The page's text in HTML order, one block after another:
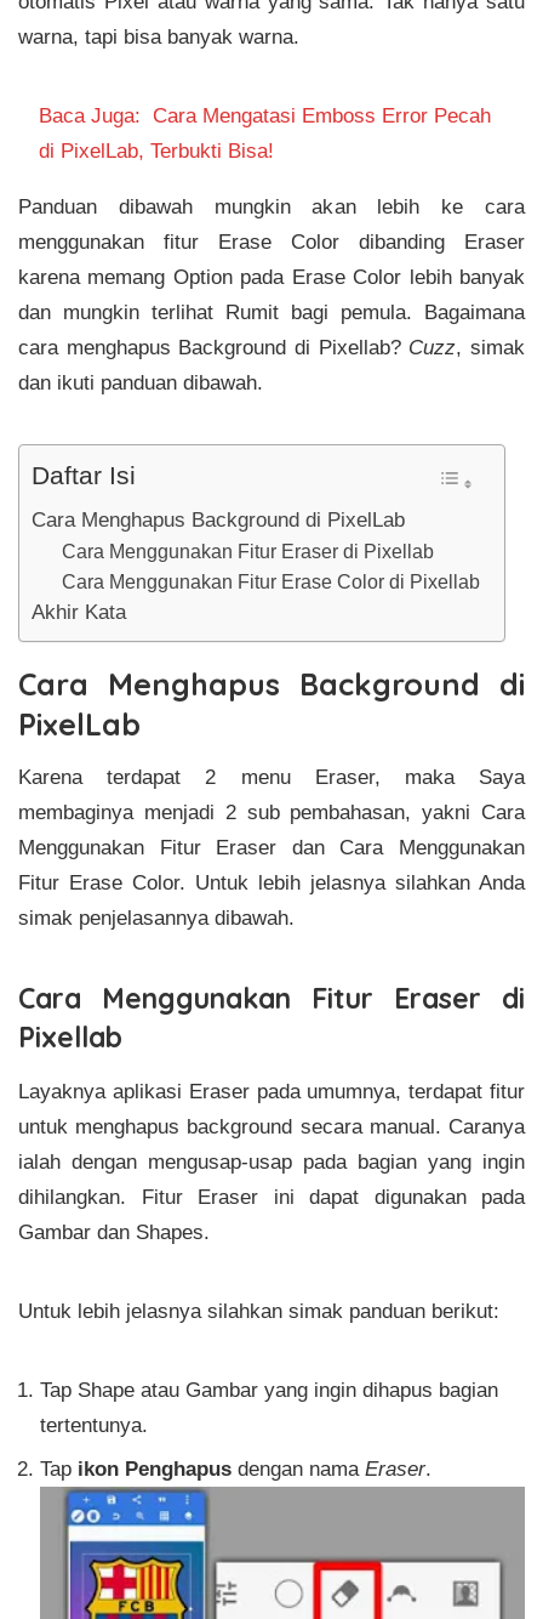
warna, tapi bisa banyak warna.
Baca Juga: Cara Mengatasi Emboss Error Pecah
di PixelLab, Terbukti Bisa!
Panduan dibawah mungkin akan lebih ke cara
menggunakan fitur Erase Color dibanding Eraser
karena memang Option pada Erase Color lebih banyak
dan mungkin terlihat Rumit bagi pemula. Bagaimana
cara menghapus Background di Pixellab? Cuzz, simak
dan ikuti panduan dibawah.
Daftar Isi
Cara Menghapus Background di PixelLab
Cara Menggunakan Fitur Eraser di Pixellab
Cara Menggunakan Fitur Erase Color di Pixellab
Akhir Kata
Cara Menghapus Background di
PixelLab
Karena terdapat 2 menu Eraser, maka Saya
membaginya menjadi 2 sub pembahasan, yakni Cara
Menggunakan Fitur Eraser dan Cara Menggunakan
Fitur Erase Color. Untuk lebih jelasnya silahkan Anda
simak penjelasannya dibawah.
Cara Menggunakan Fitur Eraser di
Pixellab
Layaknya aplikasi Eraser pada umumnya, terdapat fitur
untuk menghapus background secara manual. Caranya
ialah dengan mengusap-usap pada bagian yang ingin
dihilangkan. Fitur Eraser ini dapat digunakan pada
Gambar dan Shapes.
Untuk lebih jelasnya silahkan simak panduan berikut:
Tap Shape atau Gambar yang ingin dihapus bagian
tertentunya.
Tap ikon Penghapus dengan nama Eraser.